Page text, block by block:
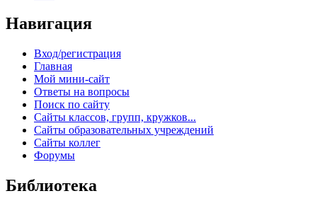
Навигация
Вход/регистрация
Главная
Мой мини-сайт
Ответы на вопросы
Поиск по сайту
Сайты классов, групп, кружков...
Сайты образовательных учреждений
Сайты коллег
Форумы
Библиотека